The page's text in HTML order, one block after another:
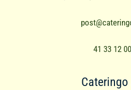
41 33 12 00
Cateringo